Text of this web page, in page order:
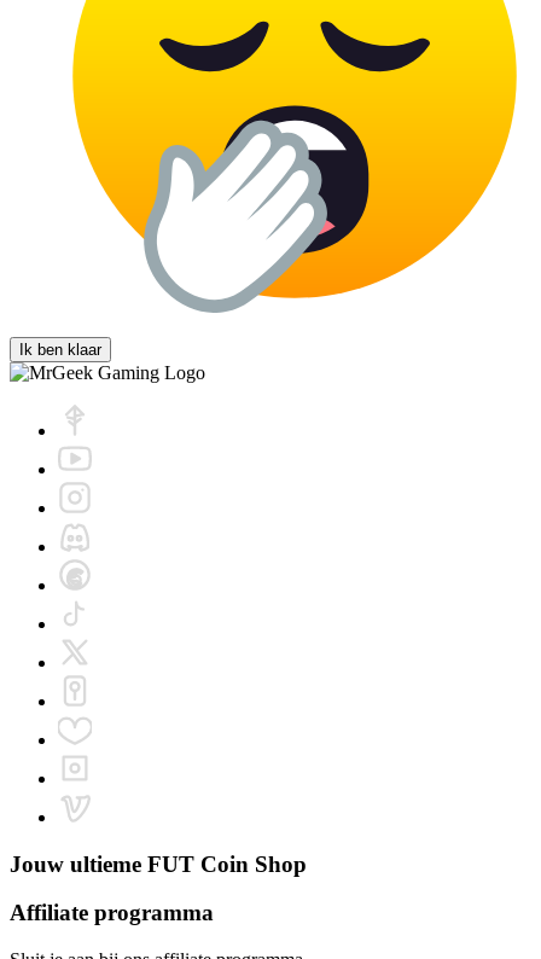
Ik ben klaar
Jouw ultieme FUT Coin Shop
Affiliate programma